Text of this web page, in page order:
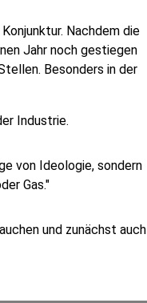
Nachdem die
Jahr noch gestiegen
Besonders in der
Industrie.
von Ideologie, sondern
Gas."
und zunächst auch